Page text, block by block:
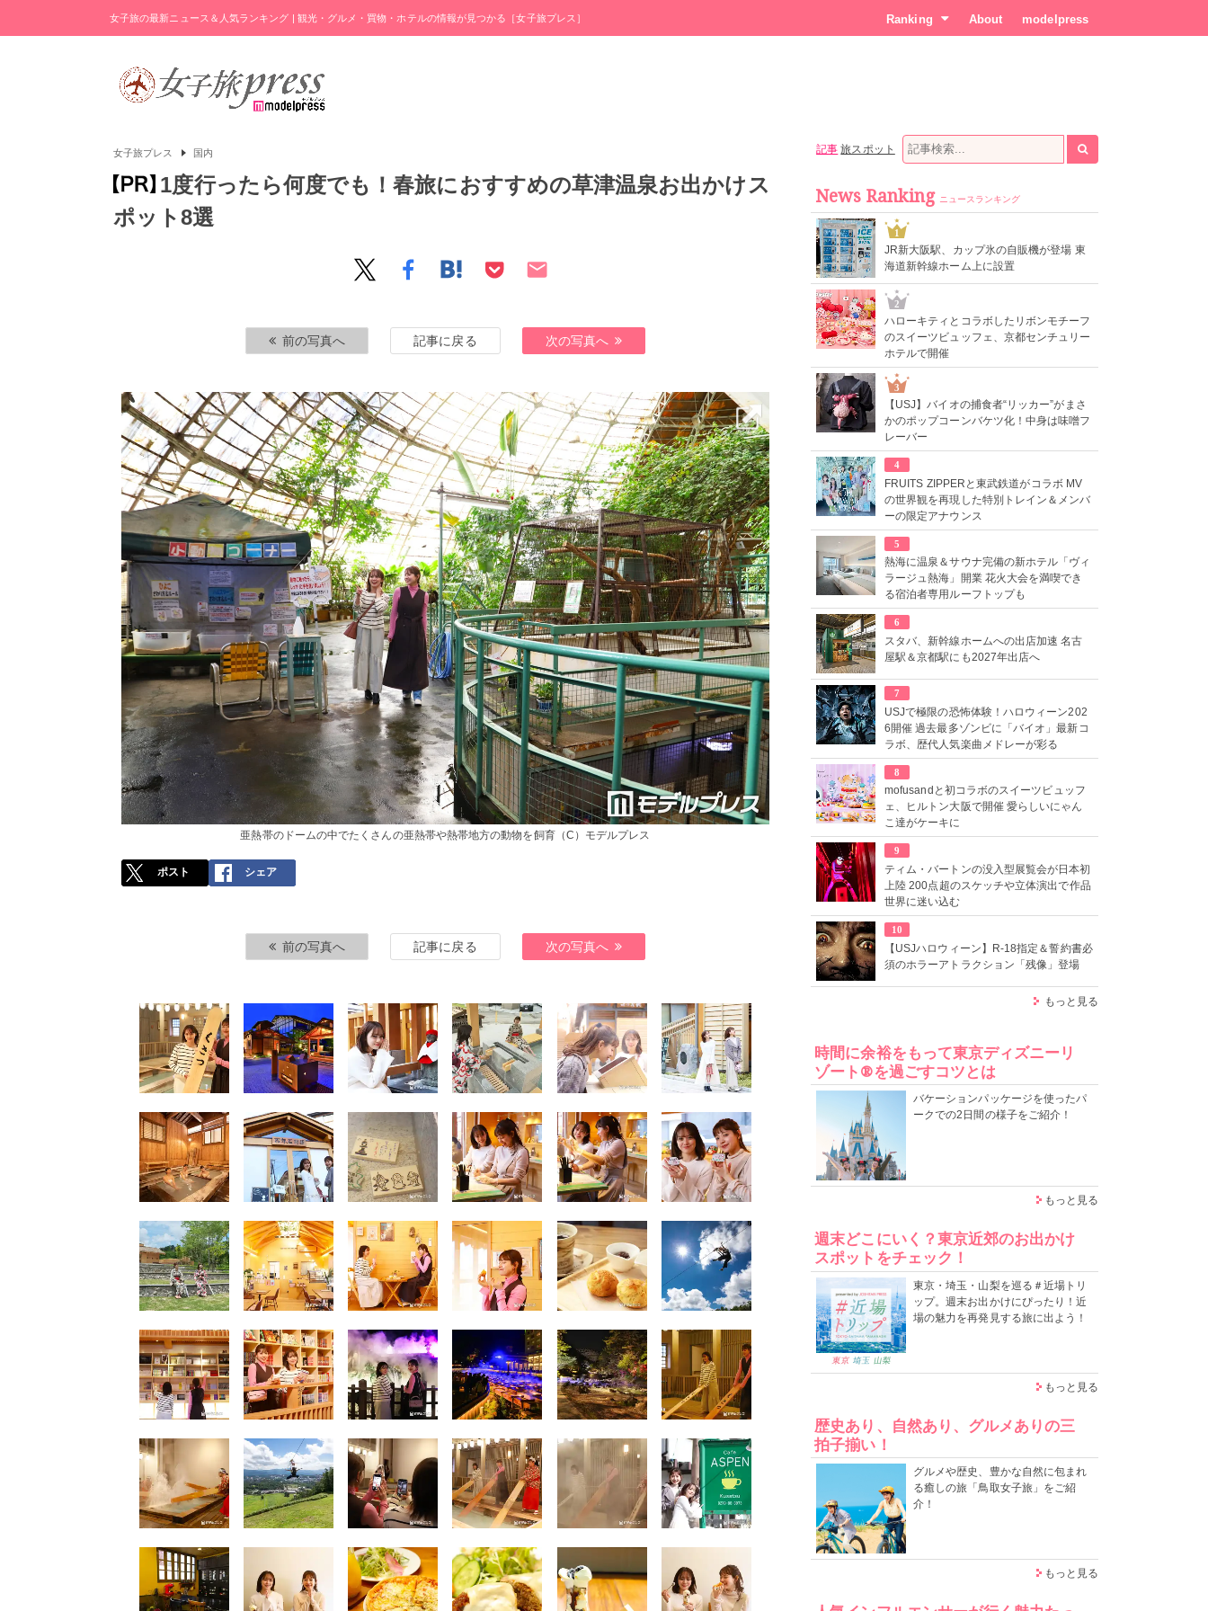
女子旅の最新ニュース＆人気ランキング | 観光・グルメ・買物・ホテルの情報が見つかる［女子旅プレス］ Ranking About modelpress
女子旅プレス 国内
1度行ったら何度でも！春旅におすすめの草津温泉お出かけス
ポット8選
前の写真へ 記事に戻る 次の写真へ
亜熱帯のドームの中でたくさんの亜熱帯や熱帯地方の動物を飼育（C）モデルプレス
ポスト シェア
前の写真へ 記事に戻る 次の写真へ
記事 旅スポット
News Ranking ニュースランキング
1
JR新大阪駅、カップ氷の自販機が登場 東
海道新幹線ホーム上に設置
2
ハローキティとコラボしたリボンモチーフ
のスイーツビュッフェ、京都センチュリー
ホテルで開催
3
【USJ】バイオの捕食者“リッカー”がまさ
かのポップコーンバケツ化！中身は味噌フ
レーバー
4
FRUITS ZIPPERと東武鉄道がコラボ MV
の世界観を再現した特別トレイン＆メンバ
ーの限定アナウンス
5
熱海に温泉＆サウナ完備の新ホテル「ヴィ
ラージュ熱海」開業 花火大会を満喫でき
る宿泊者専用ルーフトップも
6
スタバ、新幹線ホームへの出店加速 名古
屋駅＆京都駅にも2027年出店へ
7
USJで極限の恐怖体験！ハロウィーン202
6開催 過去最多ゾンビに「バイオ」最新コ
ラボ、歴代人気楽曲メドレーが彩る
8
mofusandと初コラボのスイーツビュッフ
ェ、ヒルトン大阪で開催 愛らしいにゃん
こ達がケーキに
9
ティム・バートンの没入型展覧会が日本初
上陸 200点超のスケッチや立体演出で作品
世界に迷い込む
10
【USJハロウィーン】R-18指定＆誓約書必
須のホラーアトラクション「残像」登場
もっと見る
時間に余裕をもって東京ディズニーリ
ゾート®を過ごすコツとは
バケーションパッケージを使ったパ
ークでの2日間の様子をご紹介！
もっと見る
週末どこにいく？東京近郊のお出かけ
スポットをチェック！
東京・埼玉・山梨を巡る＃近場トリ
ップ。週末お出かけにぴったり！近
場の魅力を再発見する旅に出よう！
もっと見る
歴史あり、自然あり、グルメありの三
拍子揃い！
グルメや歴史、豊かな自然に包まれ
る癒しの旅「鳥取女子旅」をご紹
介！
もっと見る